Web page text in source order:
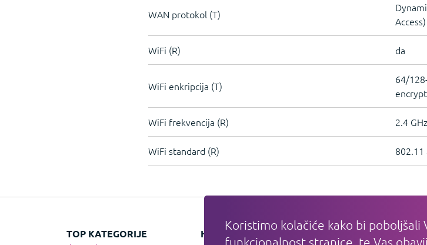
WAN protokol (T)
Access)
WiFi (R) da
WiFi enkripcija (T)
64/
WiFi frekvencija (R) 2.4
WiFi standard (R)
Koristimo kolačiće kako bi poboljšali
funkcionalnost stranice, te Vas
TOP KATEGORIJE HIT KATEGORIJE PLAĆANJE I